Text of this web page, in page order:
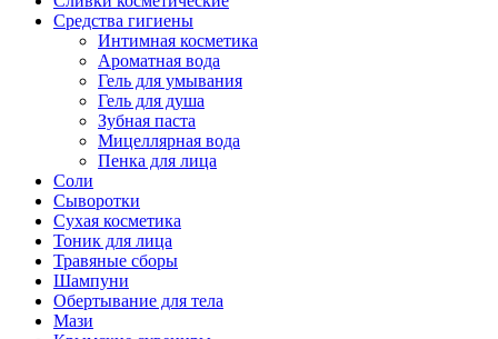
Средства гигиены
Интимная косметика
Ароматная вода
Гель для умывания
Гель для душа
Зубная паста
Мицеллярная вода
Пенка для лица
Соли
Сыворотки
Сухая косметика
Тоник для лица
Травяные сборы
Шампуни
Обертывание для тела
Мази